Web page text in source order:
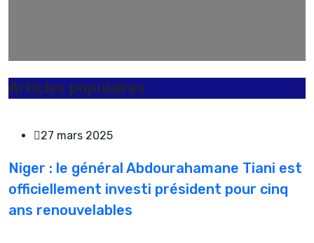
Articles populaires
27 mars 2025
Niger : le général Abdourahamane Tiani est
officiellement investi président pour cinq
ans renouvelables